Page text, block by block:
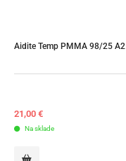
Aidite Temp PMMA 98/25 A2
21,00 €
Na sklade